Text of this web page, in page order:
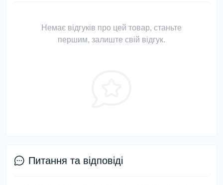
Немає відгуків про цей товар, станьте
першим, залиште свій відгук.
Питання та відповіді